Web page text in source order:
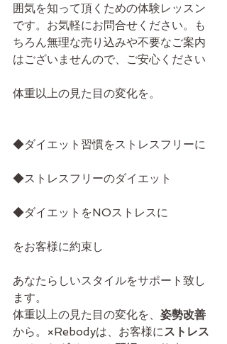
囲気を知って頂くための体験レッスン
です。お気軽にお問合せください。も
ちろん無理な売り込みや不要なご案内
はございませんので、ご安心ください
体重以上の見た目の変化を。
◆ダイエット習慣をストレスフリーに
◆ストレスフリーのダイエット
◆ダイエットをNOストレスに
をお客様に約束し
あなたらしいスタイルをサポート致し
ます。
体重以上の見た目の変化を、 姿勢改善
から。×Rebodyは、お客様に ストレス